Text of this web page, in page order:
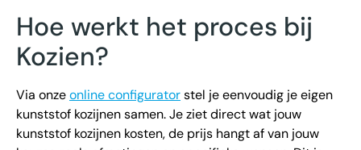
Hoe werkt het proces bij
Kozien?
Via onzeonline configuratorstel je eenvoudig je eigen
kunststof kozijnen samen. Je ziet direct wat jouw
kunststof kozijnen kosten, de prijs hangt af van jouw